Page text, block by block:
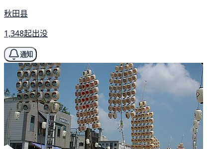
秋田县
1,348起出没
通知